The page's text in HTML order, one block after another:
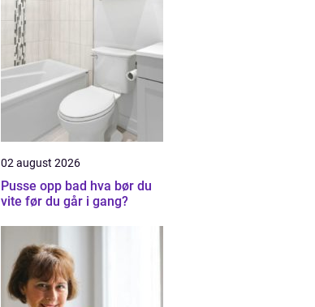
02 august 2026
Pusse opp bad hva bør du
vite før du går i gang?